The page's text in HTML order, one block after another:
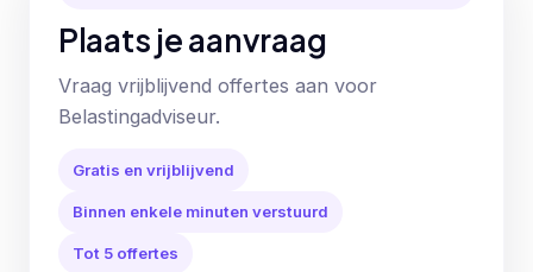
Plaats je aanvraag
Vraag vrijblijvend offertes aan voor
Belastingadviseur.
Gratis en vrijblijvend
Binnen enkele minuten verstuurd
Tot 5 offertes